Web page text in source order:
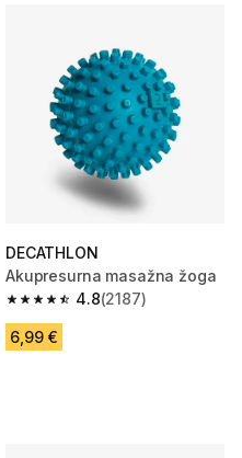
DECATHLON
Akupresurna masažna žoga
4.8
4.8 od 5 zvezdic from 2187
(2187)
6,99 €